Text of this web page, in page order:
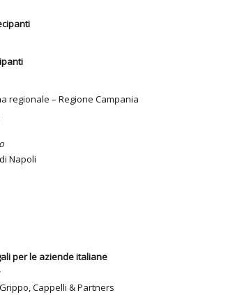
regionale – Regione Campania
Napoli
per le aziende italiane
Cappelli & Partners